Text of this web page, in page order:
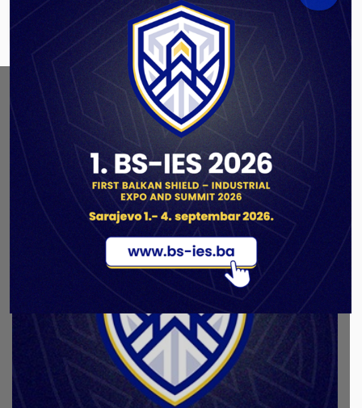
LARGE CALIBER AMMUNITION
PRACTICE 81/82mm M62
LARGE CALIBER AMMUNITION
HE 82mm M7
ABOUT US
As a government authorized defense industry
concern,Unis GROUPis the leading exporter of weapons
and military equipment in Bosnia and Herzegovina.